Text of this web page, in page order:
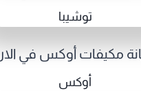
توشيبا
أوكس